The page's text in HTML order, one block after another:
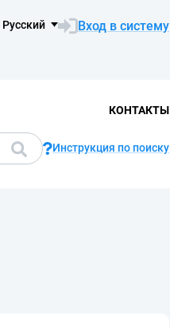
Русский Вход в систему
КОНТАКТЫ
Инструкция по поиску